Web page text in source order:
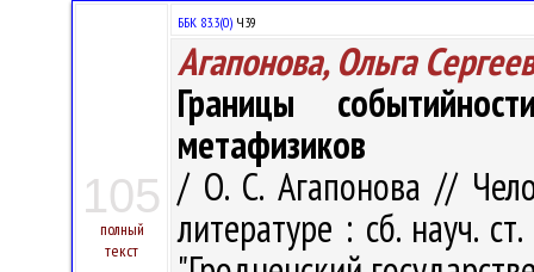
105
полный
текст
ББК 83.3(0) Ч39
Агапонова, Ольга
Границы
метафизиков
/ О. С. Агапонова //
литературе : сб. науч.